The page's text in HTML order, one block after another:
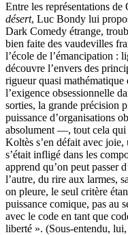
Entre les représentations de
désert, Luc Bondy lui
Dark Comedy étrange,
bien faite des vaudevilles
l’école de l’émancipation :
découvre l’envers des
rigueur quasi mathématique
l’exigence obsessionnelle
sorties, la grande précision
puissance d’organisations
absolument —, tout cela qui
Koltès s’en défait avec joie,
s’était infligé dans les
apprend qu’on peut passer
l’autre, du rire aux larmes,
on pleure, le seul critère
puissance comique, pas au
avec le code en tant que
liberté ». (Sous-entendu,